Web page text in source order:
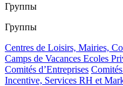
Группы
Группы
Centres de Loisirs, Mairies,
Camps de Vacances Ecoles
Comités d’Entreprises
Incentive, Services RH et